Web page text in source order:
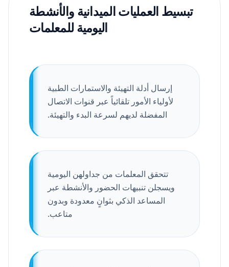
تبسيط العمليات الميدانية والأنشطة
اليومية للمعلمات
إرسال أدلة التهيئة والاستمارات الطبية
لأولياء الأمور تلقائياً عبر قنوات الاتصال
المفضلة لديهم لسرعة البدء والتهيئة.
تتحقق المعلمات من جداولهن اليومية
ويسجلن تنبيهات الحضور والأنشطة عبر
المساعد الذكي بثوانٍ معدودة وبدون
متاعب.